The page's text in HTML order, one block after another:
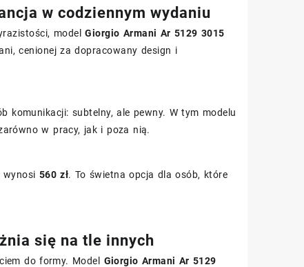
w codziennym wydaniu
modelGiorgio Armani Ar 5129 3015
cenionej za dopracowany design i
komunikacji: subtelny, ale pewny. W tym modelu
w pracy, jak i poza nią.
wynosi 560 zł. To świetna opcja dla osób, które
się na tle innych
do formy. Model Giorgio Armani Ar 5129